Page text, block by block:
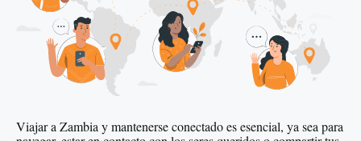
Viajar a Zambia y mantenerse conectado es esencial, ya sea para